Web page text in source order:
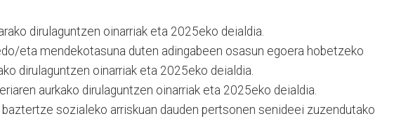
dirulaguntzen oinarriak eta 2025eko deialdia.
eta mendekotasuna duten adingabeen osasun egoera hobetzeko
dirulaguntzen oinarriak eta 2025eko deialdia.
aurkako dirulaguntzen oinarriak eta 2025eko deialdia.
sozialeko arriskuan dauden pertsonen senideei zuzendutako